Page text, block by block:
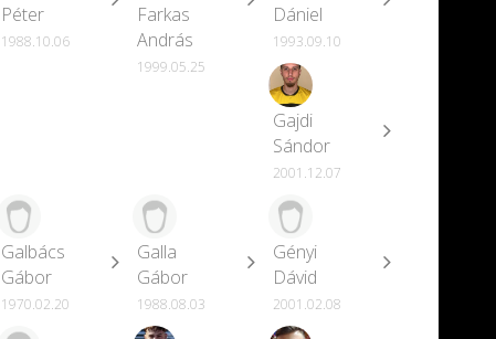
Péter
1988.10.06
Farkas
András
1999.05.25
Dániel
1993.09.10
Gajdi
Sándor
2001.12.07
Galbács
Gábor
1970.02.20
Galla
Gábor
1988.08.03
Gényi
Dávid
2001.02.08